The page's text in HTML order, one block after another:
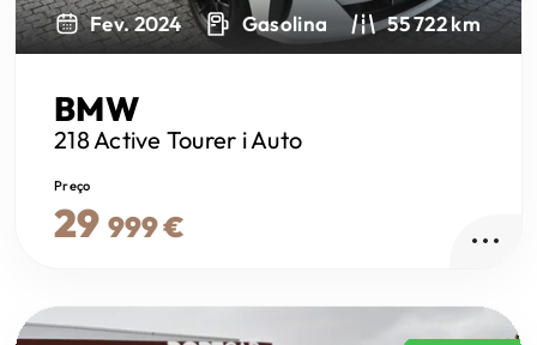
Fev. 2024 Gasolina 55 722 km
BMW
218 Active Tourer i Auto
Preço
29 999 €